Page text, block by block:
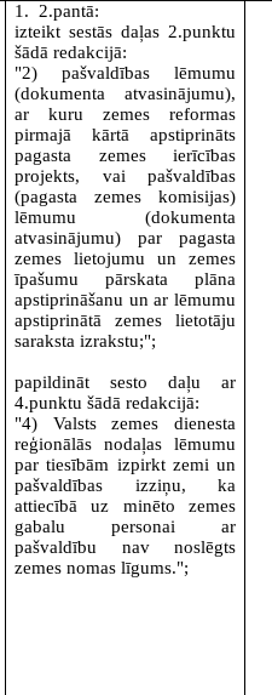
1. 2.pantā:
izteikt sestās daļas 2.punktu
šādā redakcijā:
"2) pašvaldības lēmumu
(dokumenta atvasinājumu),
ar kuru zemes reformas
pirmajā kārtā apstiprināts
pagasta zemes ierīcības
projekts, vai pašvaldības
(pagasta zemes komisijas)
lēmumu (dokumenta
atvasinājumu) par pagasta
zemes lietojumu un zemes
īpašumu pārskata plāna
apstiprināšanu un ar lēmumu
apstiprinātā zemes lietotāju
saraksta izrakstu;";
papildināt sesto daļu ar
4.punktu šādā redakcijā:
"4) Valsts zemes dienesta
reģionālās nodaļas lēmumu
par tiesībām izpirkt zemi un
pašvaldības izziņu, ka
attiecībā uz minēto zemes
gabalu personai ar
pašvaldību nav noslēgts
zemes nomas līgums.";